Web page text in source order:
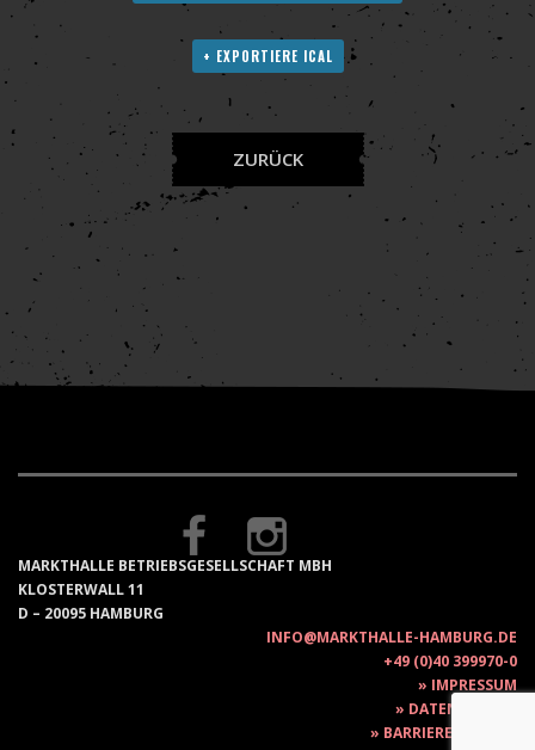
+ EXPORTIERE ICAL
ZURÜCK
MARKTHALLE BETRIEBSGESELLSCHAFT MBH
KLOSTERWALL 11
D – 20095 HAMBURG
INFO@MARKTHALLE-HAMBURG.DE
+49 (0)40 399970-0
IMPRESSUM
DATENSCHUTZ
BARRIEREFREIHEIT